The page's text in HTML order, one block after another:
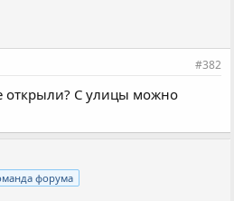
#382
открыли? С улицы можно
форума